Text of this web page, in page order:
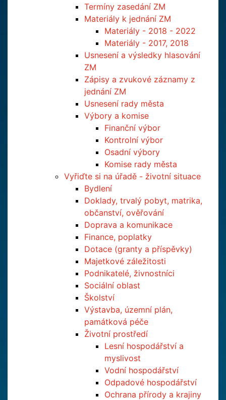
Termíny zasedání ZM
Materiály k jednání ZM
Materiály - 2018 - 2022
Materiály - 2017, 2018
Usnesení a výsledky hlasování
ZM
Zápisy a zvukové záznamy z
jednání ZM
Usnesení rady města
Výbory a komise
Finanční výbor
Kontrolní výbor
Osadní výbory
Komise rady města
Vyřiďte si na úřadě - životní situace
Bydlení
Doklady, trvalý pobyt, matrika,
občanství, ověřování
Doprava a komunikace
Finance, poplatky
Dotace (granty a příspěvky)
Majetkové záležitosti
Podnikatelé, živnostníci
Sociální oblast
Školství
Výstavba, územní plán,
památková péče
Životní prostředí
Lesní hospodářství a
myslivost
Vodní hospodářství
Odpadové hospodářství
Ochrana přírody a krajiny